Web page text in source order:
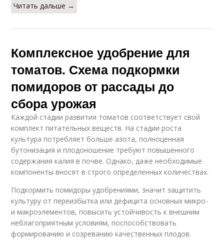
Читать дальше →
Комплексное удобрение для
томатов. Схема подкормки
помидоров от рассады до
сбора урожая
Каждой стадии развития томатов соответствует свой
комплект питательных веществ. На стадии роста
культура потребляет больше азота, полноценная
бутонизация и плодоношение требуют повышенного
содержания калия в почве. Однако, даже необходимые
компоненты вносят в строго определенных количествах.
Подкормить помидоры удобрениями, значит защитить
культуру от переизбытка или дефицита основных микро-
и макроэлементов, повысить устойчивость к внешним
неблагоприятным условиям, поспособствовать
формированию и созреванию качественных плодов.